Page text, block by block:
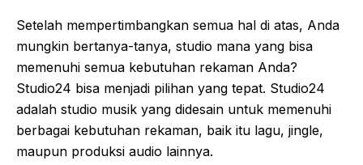
Setelah mempertimbangkan semua hal di atas, Anda
mungkin bertanya-tanya, studio mana yang bisa
memenuhi semua kebutuhan rekaman Anda?
Studio24 bisa menjadi pilihan yang tepat. Studio24
adalah studio musik yang didesain untuk memenuhi
berbagai kebutuhan rekaman, baik itu lagu, jingle,
maupun produksi audio lainnya.